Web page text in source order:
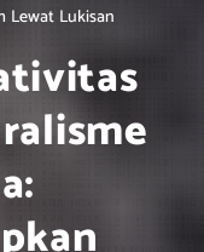
Lewat Lukisan